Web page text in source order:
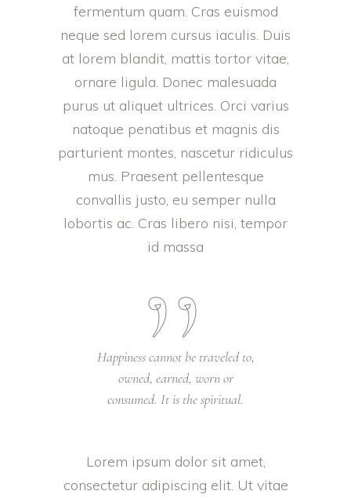
fermentum quam. Cras euismod
neque sed lorem cursus iaculis. Duis
at lorem blandit, mattis tortor vitae,
ornare ligula. Donec malesuada
purus ut aliquet ultrices. Orci varius
natoque penatibus et magnis dis
parturient montes, nascetur ridiculus
mus. Praesent pellentesque
convallis justo, eu semper nulla
lobortis ac. Cras libero nisi, tempor
id massa
Happiness cannot be traveled to,
owned, earned, worn or
consumed. It is the spiritual.
Lorem ipsum dolor sit amet,
consectetur adipiscing elit. Ut vitae